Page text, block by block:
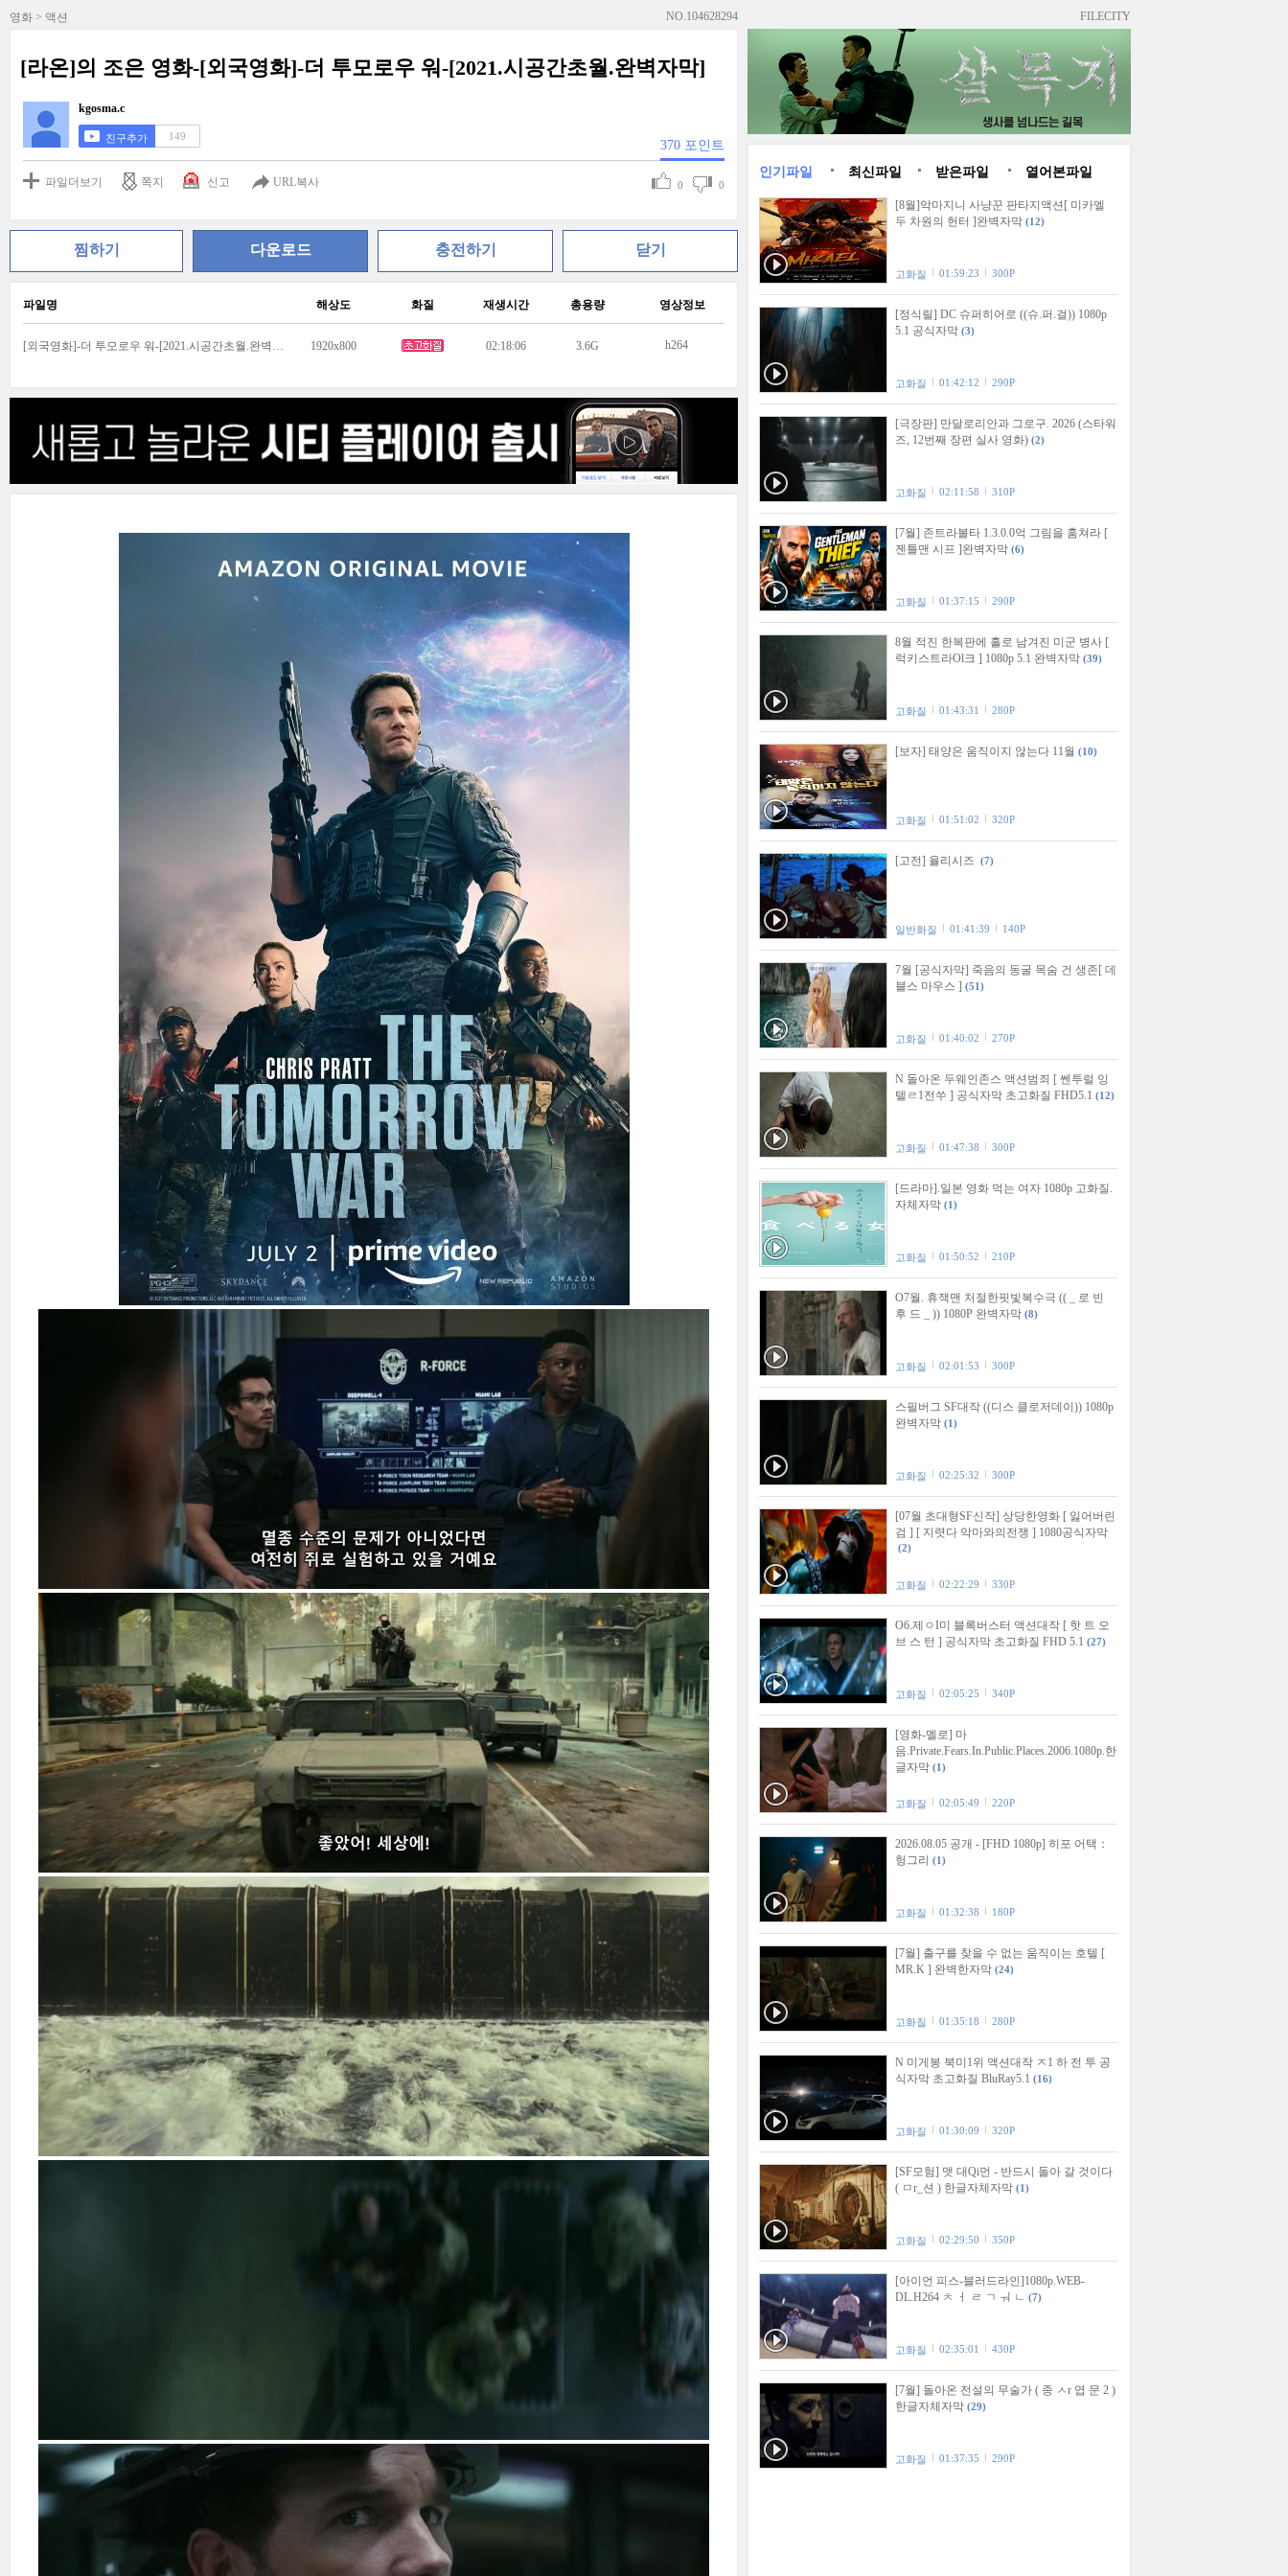
영화 > 액션 NO.104628294
[라온]의 조은 영화-[외국영화]-더 투모로우 워-[2021.시공간초월.완벽자막]
kgosma.c
친구추가 149
370 포인트
파일더보기 쪽지 신고 URL복사 0 0
찜하기 다운로드 충전하기 닫기
파일명 해상도 화질 재생시간 총용량 영상정보
[외국영화]-더 투모로우 워-[2021.시공간초월.완벽자막].mkv 1920x800 02:18:06 3.6G h264
FILECITY
인기파일 최신파일 받은파일 열어본파일
[8월]악마지니 사냥꾼 판타지액션[ 미카엘
두 차원의 헌터 ]완벽자막 (12)
고화질 01:59:23 300P
[정식릴] DC 슈퍼히어로 ((슈.퍼.걸)) 1080p
5.1 공식자막 (3)
고화질 01:42:12 290P
[극장판] 만달로리안과 그로구. 2026 (스타워
즈, 12번째 장편 실사 영화) (2)
고화질 02:11:58 310P
[7월] 존트라볼타 1.3.0.0억 그림을 훔쳐라 [
젠틀맨 시프 ]완벽자막 (6)
고화질 01:37:15 290P
8월 적진 한복판에 홀로 남겨진 미군 병사 [
럭키스트라Ol크 ] 1080p 5.1 완벽자막 (39)
고화질 01:43:31 280P
[보자] 태양은 움직이지 않는다 11월 (10)
고화질 01:51:02 320P
[고전] 율리시즈 (7)
일반화질 01:41:39 140P
7월 [공식자막] 죽음의 동굴 목숨 건 생존[ 데
블스 마우스 ] (51)
고화질 01:40:02 270P
N 돌아온 두웨인존스 액션범죄 [ 쎈투럴 잉
텔ㄹ1전쑤 ] 공식자막 초고화질 FHD5.1 (12)
고화질 01:47:38 300P
[드라마].일본 영화 먹는 여자 1080p 고화질.
자체자막 (1)
고화질 01:50:52 210P
O7월. 휴잭맨 처절한핏빛복수극 (( _ 로 빈
후 드 _ )) 1080P 완벽자막 (8)
고화질 02:01:53 300P
스필버그 SF대작 ((디스 클로저데이)) 1080p
완벽자막 (1)
고화질 02:25:32 300P
[07월 초대형SF신작] 상당한영화 [ 잃어버린
검 ] [ 지렷다 악마와의전쟁 ] 1080공식자막
(2)
고화질 02:22:29 330P
O6.제ㅇI미 블록버스터 액션대작 [ 핫 트 오
브 스 턴 ] 공식자막 초고화질 FHD 5.1 (27)
고화질 02:05:25 340P
[영화-멜로] 마
음.Private.Fears.In.Public.Places.2006.1080p.한
글자막 (1)
고화질 02:05:49 220P
2026.08.05 공개 - [FHD 1080p] 히포 어택：
헝그리 (1)
고화질 01:32:38 180P
[7월] 출구를 찾을 수 없는 움직이는 호텔 [
MR.K ] 완벽한자막 (24)
고화질 01:35:18 280P
N 미게봉 북미1위 액션대작 ㅈ1 하 전 투 공
식자막 초고화질 BluRay5.1 (16)
고화질 01:30:09 320P
[SF모험] 맷 대Qi먼 - 반드시 돌아 갈 것이다
( ㅁr_션 ) 한글자체자막 (1)
고화질 02:29:50 350P
[아이언 피스-블러드라인]1080p.WEB-
DL.H264 ㅊ ㅓ ㄹ ㄱ ㅝ ㄴ (7)
고화질 02:35:01 430P
[7월] 돌아온 전설의 무술가 ( 종 ㅅr 엽 문 2 )
한글자체자막 (29)
고화질 01:37:35 290P